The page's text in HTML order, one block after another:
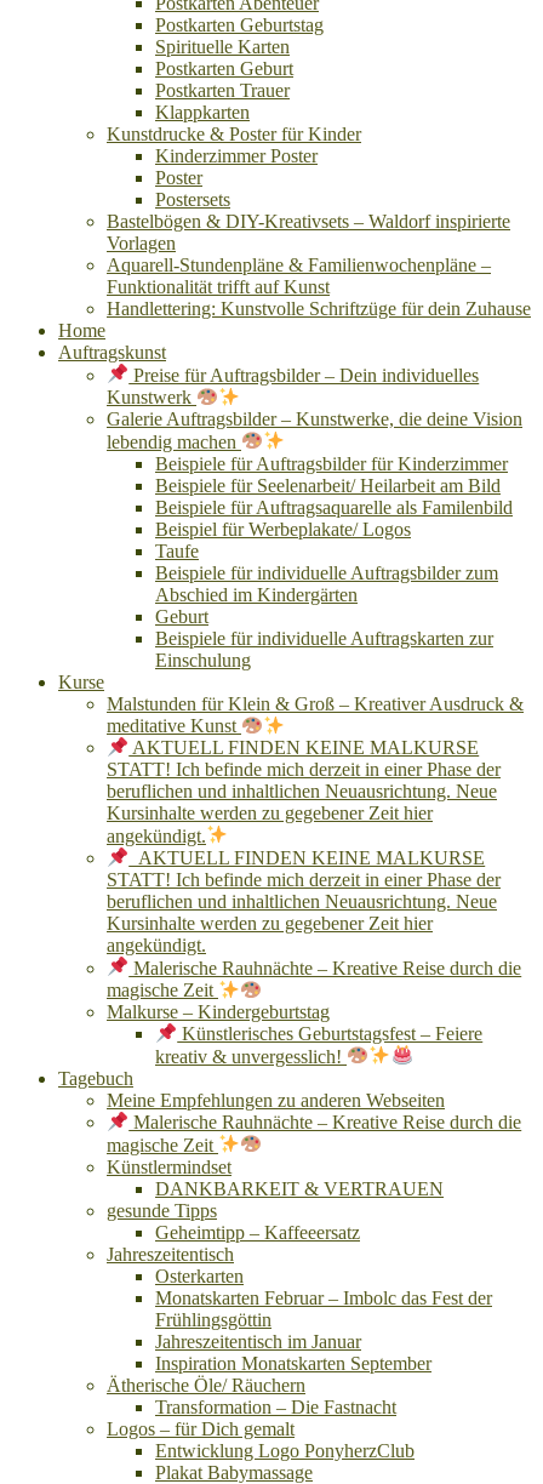
Postkarten Geburtstag
Spirituelle Karten
Postkarten Geburt
Postkarten Trauer
Klappkarten
Kunstdrucke & Poster für Kinder
Kinderzimmer Poster
Poster
Postersets
Bastelbögen & DIY-Kreativsets – Waldorf inspirierte
Vorlagen
Aquarell-Stundenpläne & Familienwochenpläne –
Funktionalität trifft auf Kunst
Handlettering: Kunstvolle Schriftzüge für dein Zuhause
Home
Auftragskunst
Preise für Auftragsbilder – Dein individuelles
Kunstwerk
Galerie Auftragsbilder – Kunstwerke, die deine Vision
lebendig machen
Beispiele für Auftragsbilder für Kinderzimmer
Beispiele für Seelenarbeit/ Heilarbeit am Bild
Beispiele für Auftragsaquarelle als Familenbild
Beispiel für Werbeplakate/ Logos
Taufe
Beispiele für individuelle Auftragsbilder zum
Abschied im Kindergärten
Geburt
Beispiele für individuelle Auftragskarten zur
Einschulung
Kurse
Malstunden für Klein & Groß – Kreativer Ausdruck &
meditative Kunst
AKTUELL FINDEN KEINE MALKURSE
STATT! Ich befinde mich derzeit in einer Phase der
beruflichen und inhaltlichen Neuausrichtung. Neue
Kursinhalte werden zu gegebener Zeit hier
angekündigt.
AKTUELL FINDEN KEINE MALKURSE
STATT! Ich befinde mich derzeit in einer Phase der
beruflichen und inhaltlichen Neuausrichtung. Neue
Kursinhalte werden zu gegebener Zeit hier
angekündigt.
Malerische Rauhnächte – Kreative Reise durch die
magische Zeit
Malkurse – Kindergeburtstag
Künstlerisches Geburtstagsfest – Feiere
kreativ & unvergesslich!
Tagebuch
Meine Empfehlungen zu anderen Webseiten
Malerische Rauhnächte – Kreative Reise durch die
magische Zeit
Künstlermindset
DANKBARKEIT & VERTRAUEN
gesunde Tipps
Geheimtipp – Kaffeeersatz
Jahreszeitentisch
Osterkarten
Monatskarten Februar – Imbolc das Fest der
Frühlingsgöttin
Jahreszeitentisch im Januar
Inspiration Monatskarten September
Ätherische Öle/ Räuchern
Transformation – Die Fastnacht
Logos – für Dich gemalt
Entwicklung Logo PonyherzClub
Plakat Babymassage